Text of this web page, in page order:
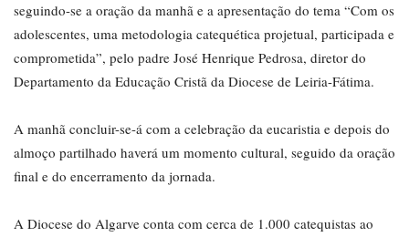
seguindo-se a oração da manhã e a apresentação do tema “Com os
adolescentes, uma metodologia catequética projetual, participada e
comprometida”, pelo padre José Henrique Pedrosa, diretor do
Departamento da Educação Cristã da Diocese de Leiria-Fátima.
A manhã concluir-se-á com a celebração da eucaristia e depois do
almoço partilhado haverá um momento cultural, seguido da oração
final e do encerramento da jornada.
A Diocese do Algarve conta com cerca de 1.000 catequistas ao